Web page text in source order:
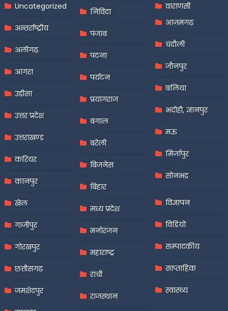
Uncategorized
अन्तर्राष्ट्रीय
अलीगढ़
आगरा
उड़ीसा
उत्तर प्रदेश
उत्तराखण्ड
करियर
कानपुर
खेल
गाजीपुर
गोरखपुर
छत्तीसगढ़
जमशेदपुर
निविदा
पंजाब
पटना
पर्यटन
प्रयागराज
बंगाल
बरेली
बिजनेस
बिहार
मध्य प्रदेश
मनोरंजन
महाराष्ट्र
रांची
राजस्थान
वाराणसी
आज़मगढ़
चंदौली
जौनपुर
बलिया
भदोही, ज्ञानपुर
मऊ
मिर्जापुर
सोनभद्र
विज्ञापन
विडियो
सम्पादकीय
साप्ताहिक
स्वास्थ्य